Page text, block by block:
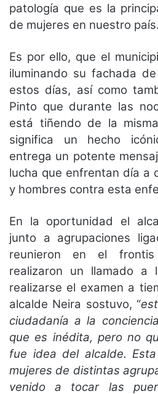
patología que es la
de mujeres en nuestro país.
Es por ello, que el
iluminando su fachada
estos días, así como
Pinto que durante las
está tiñendo de la
significa un hecho
entrega un potente
lucha que enfrentan día a
y hombres contra esta
En la oportunidad el
junto a agrupaciones
reunieron en el frontis
realizaron un llamado a
realizarse el examen a
alcalde Neira sostuvo, “
ciudadanía a la
que es inédita, pero no
fue idea del alcalde.
mujeres de distintas
venido a tocar las